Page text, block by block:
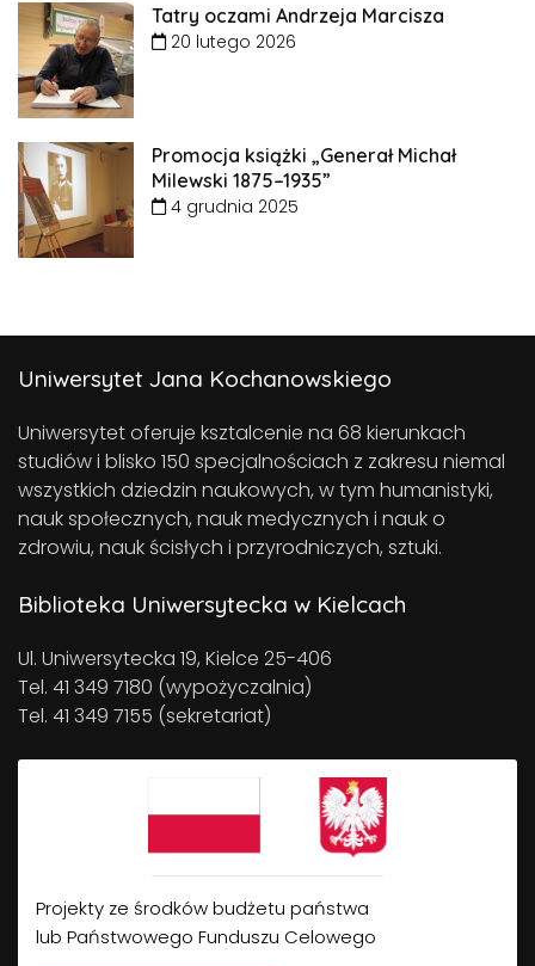
Tatry oczami Andrzeja Marcisza
20 lutego 2026
Promocja książki „Generał Michał
Milewski 1875–1935”
4 grudnia 2025
Uniwersytet Jana Kochanowskiego
Uniwersytet oferuje ksztalcenie na 68 kierunkach
studiów i blisko 150 specjalnościach z zakresu niemal
wszystkich dziedzin naukowych, w tym humanistyki,
nauk społecznych, nauk medycznych i nauk o
zdrowiu, nauk ścisłych i przyrodniczych, sztuki.
Biblioteka Uniwersytecka w Kielcach
Ul. Uniwersytecka 19, Kielce 25-406
Tel. 41 349 7180 (wypożyczalnia)
Tel. 41 349 7155 (sekretariat)
Projekty ze środków budżetu państwa
lub Państwowego Funduszu Celowego